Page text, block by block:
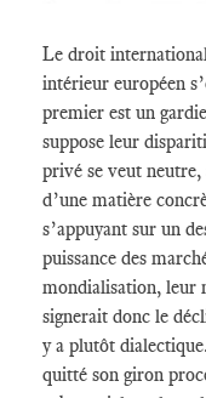
Le droit
intérieur européen
premier est un
suppose leur
privé se veut neutre,
d’une matière
s’appuyant sur un
puissance des
mondialisation, leur
signerait donc le
y a plutôt
quitté son giron